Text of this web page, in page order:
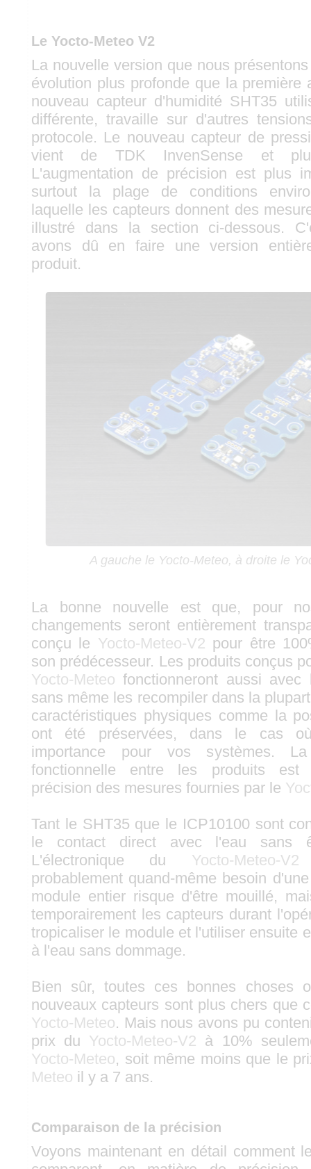
Le Yocto-Meteo V2
La nouvelle version que nous
évolution plus profonde que la première
nouveau capteur d'humidité SHT35
différente, travaille sur d'autres
protocole. Le nouveau capteur de
vient de TDK InvenSense et
L'augmentation de précision est plus
surtout la plage de conditions
laquelle les capteurs donnent des
illustré dans la section ci-dessous.
avons dû en faire une version
produit.
A gauche le Yocto-Meteo, à droite le
La bonne nouvelle est que, pour
changements seront entièrement
conçu le Yocto-Meteo-V2 pour être
son prédécesseur. Les produits conçus
Yocto-Meteo fonctionneront aussi
sans même les recompiler dans la
caractéristiques physiques comme la
ont été préservées, dans le cas
importance pour vos systèmes.
fonctionnelle entre les produits est
précision des mesures fournies par le
Tant le SHT35 que le ICP10100 sont
le contact direct avec l'eau sans
L'électronique du Yocto-Meteo-V2
probablement quand-même besoin
module entier risque d'être mouillé,
temporairement les capteurs durant
tropicaliser le module et l'utiliser ensuite
à l'eau sans dommage.
Bien sûr, toutes ces bonnes choses
nouveaux capteurs sont plus chers que
Yocto-Meteo. Mais nous avons pu
prix du Yocto-Meteo-V2 à 10%
Yocto-Meteo, soit même moins que le
Meteo il y a 7 ans.
Comparaison de la précision
Voyons maintenant en détail comment